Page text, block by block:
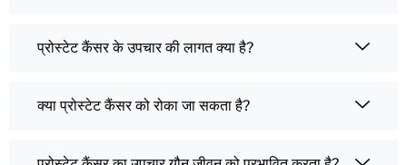
प्रोस्टेट कैंसर के उपचार की लागत क्या है?
क्या प्रोस्टेट कैंसर को रोका जा सकता है?